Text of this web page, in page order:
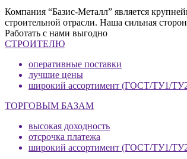
Компания “Базис-Металл” является
строительной отрасли. Наша сильная
Работать с нами выгодно
СТРОИТЕЛЮ
оперативные поставки
лучшие цены
широкий ассортимент (ГОСТ/ТУ1/
ТОРГОВЫМ БАЗАМ
высокая доходность
отсрочка платежа
широкий ассортимент (ГОСТ/ТУ1/